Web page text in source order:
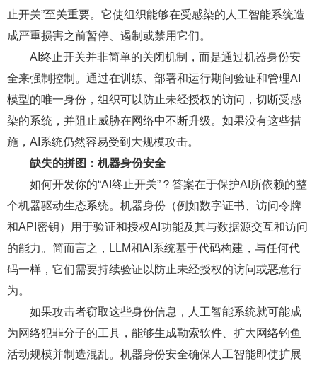
止开关”至关重要。它使组织能够在受感染的人工智能系统造
成严重损害之前暂停、遏制或禁用它们。
AI终止开关并非简单的关闭机制，而是通过机器身份安
全来强制控制。通过在训练、部署和运行期间验证和管理AI
模型的唯一身份，组织可以防止未经授权的访问，切断受感
染的系统，并阻止威胁在网络中不断升级。如果没有这些措
施，AI系统仍然容易受到大规模攻击。
缺失的拼图：机器身份安全
如何开发你的“AI终止开关”？答案在于保护AI所依赖的整
个机器驱动生态系统。机器身份（例如数字证书、访问令牌
和API密钥）用于验证和授权AI功能及其与数据源交互和访问
的能力。简而言之，LLM和AI系统基于代码构建，与任何代
码一样，它们需要持续验证以防止未经授权的访问或恶意行
为。
如果攻击者窃取这些身份信息，人工智能系统就可能成
为网络犯罪分子的工具，能够生成勒索软件、扩大网络钓鱼
活动规模并制造混乱。机器身份安全确保人工智能即使扩展